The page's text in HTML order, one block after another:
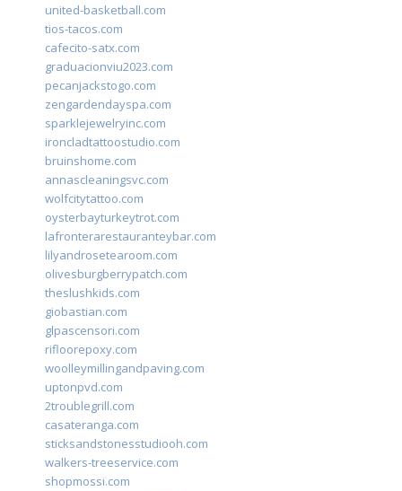
united-basketball.com
tios-tacos.com
cafecito-satx.com
graduacionviu2023.com
pecanjackstogo.com
zengardendayspa.com
sparklejewelryinc.com
ironcladtattoostudio.com
bruinshome.com
annascleaningsvc.com
wolfcitytattoo.com
oysterbayturkeytrot.com
lafronterarestauranteybar.com
lilyandrosetearoom.com
olivesburgberrypatch.com
theslushkids.com
giobastian.com
glpascensori.com
rifloorepoxy.com
woolleymillingandpaving.com
uptonpvd.com
2troublegrill.com
casateranga.com
sticksandstonesstudiooh.com
walkers-treeservice.com
shopmossi.com